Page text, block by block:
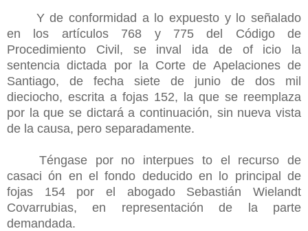
Y de conformidad a lo expuesto y lo señalado
en los artículos 768 y 775 del Código de
Procedimiento Civil, se inval ida de of icio la
sentencia dictada por la Corte de Apelaciones de
Santiago, de fecha siete de junio de dos mil
dieciocho, escrita a fojas 152, la que se reemplaza
por la que se dictará a continuación, sin nueva vista
de la causa, pero separadamente.
Téngase por no interpues to el recurso de
casaci ón en el fondo deducido en lo principal de
fojas 154 por el abogado Sebastián Wielandt
Covarrubias, en representación de la parte
demandada.